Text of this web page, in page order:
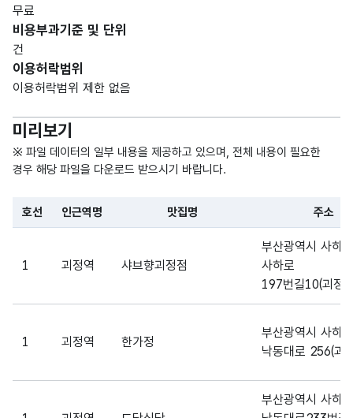
무료
비용부과기준 및 단위
건
이용허락범위
이용허락범위 제한 없음
미리보기
※ 파일 데이터의 일부 내용을 제공하고 있으며, 전체 내용이 필요한
경우 해당 파일을 다운로드 받으시기 바랍니다.
파일 데이터의 일부 내용의 표로 센터명, 프로그램명, 강습요일
호선 인근역명 맛집명 주소
1 괴정역 샤브향괴정점
부산광역시 사하구
사하로
197번길10(괴정
1 괴정역 한가정
부산광역시 사하구
낙동대로 256(괴
부산광역시 사하구